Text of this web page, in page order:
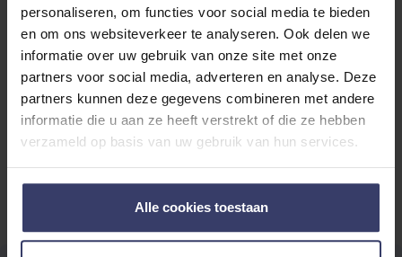
personaliseren, om functies voor social media te bieden
en om ons websiteverkeer te analyseren. Ook delen we
informatie over uw gebruik van onze site met onze
partners voor social media, adverteren en analyse. Deze
partners kunnen deze gegevens combineren met andere
informatie die u aan ze heeft verstrekt of die ze hebben
verzameld op basis van uw gebruik van hun services.
Alle cookies toestaan
€ 114,89
€ 127,65
3 op voorraad
€ 54,00
€ 67,50
4 op voorraad
Producten 1- 20van 217
U lees momenteel pagina
1 Pagina
2 Pagina
3 Pagina
4 Pagina
5
Toon